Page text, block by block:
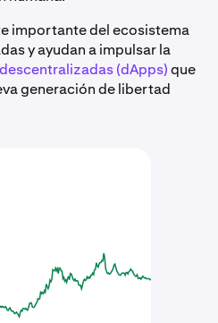
importante del ecosistema
y ayudan a impulsar la
(dApps)que
generación de libertad